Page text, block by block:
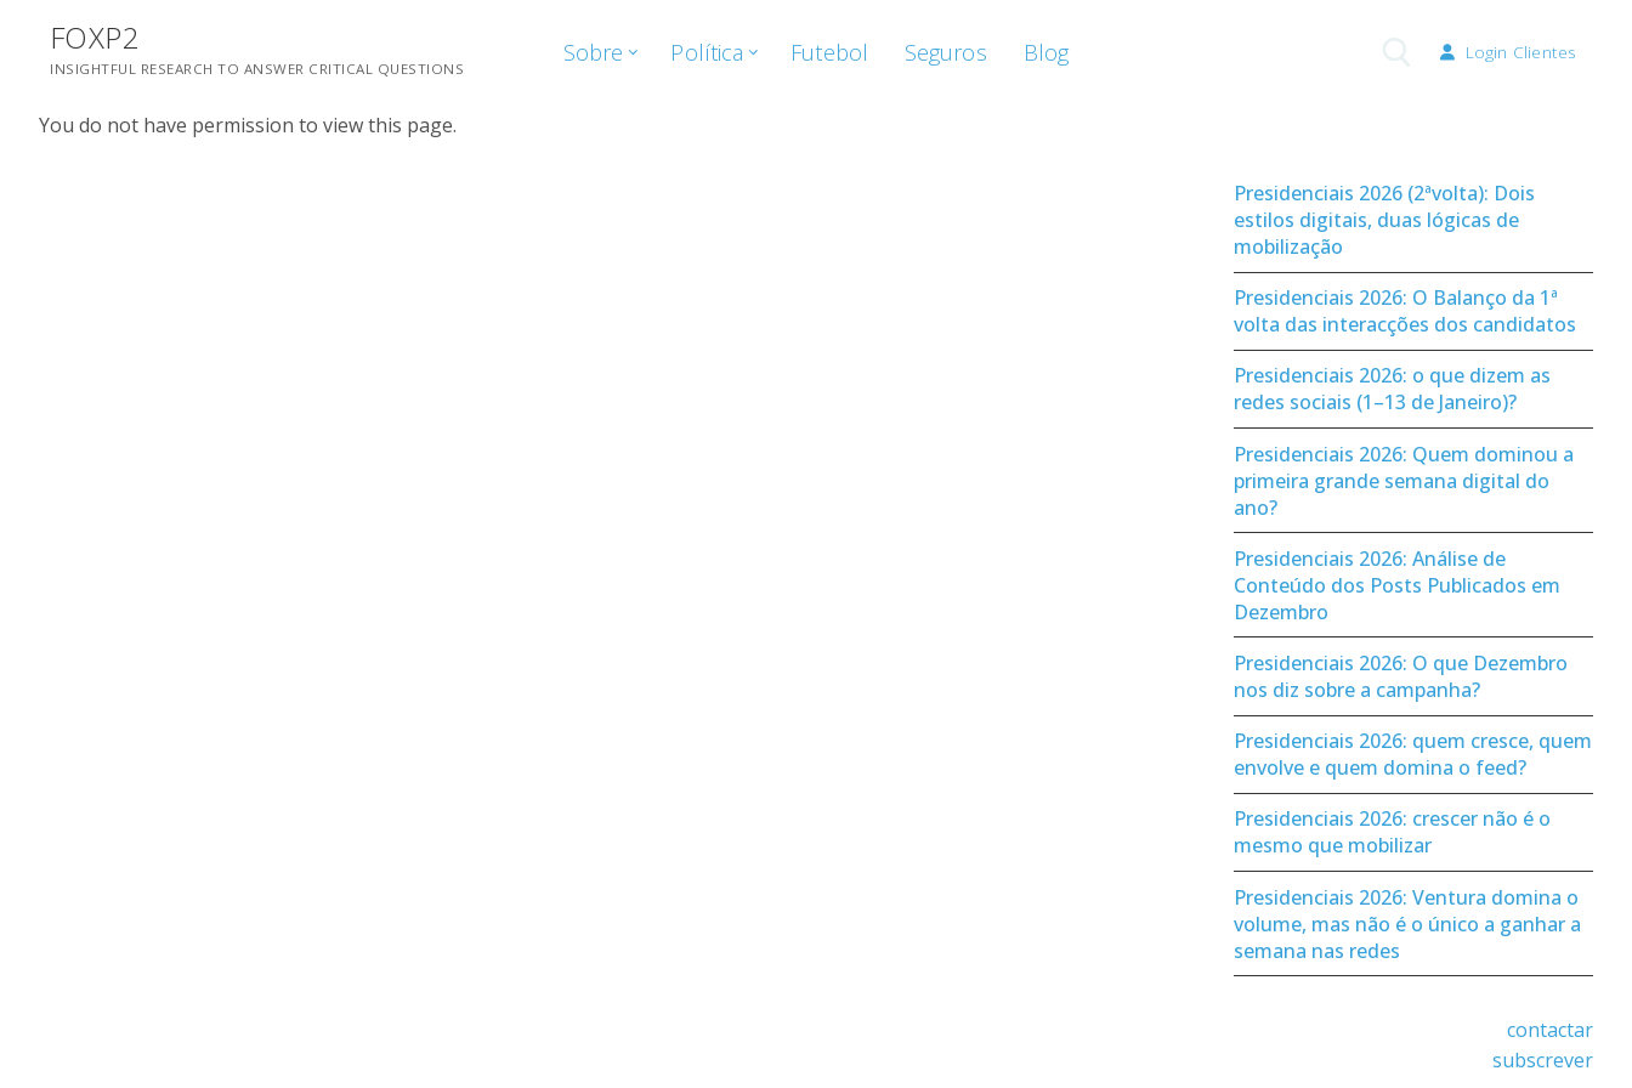
conteúdo
FOXP2
INSIGHTFUL RESEARCH TO ANSWER CRITICAL QUESTIONS
Sobre Política Futebol Seguros Blog Login Clientes
You do not have permission to view this page.
Presidenciais 2026 (2ªvolta): Dois
estilos digitais, duas lógicas de
mobilização
Presidenciais 2026: O Balanço da 1ª
volta das interacções dos candidatos
Presidenciais 2026: o que dizem as
redes sociais (1–13 de Janeiro)?
Presidenciais 2026: Quem dominou a
primeira grande semana digital do
ano?
Presidenciais 2026: Análise de
Conteúdo dos Posts Publicados em
Dezembro
Presidenciais 2026: O que Dezembro
nos diz sobre a campanha?
Presidenciais 2026: quem cresce, quem
envolve e quem domina o feed?
Presidenciais 2026: crescer não é o
mesmo que mobilizar
Presidenciais 2026: Ventura domina o
volume, mas não é o único a ganhar a
semana nas redes
contactar
subscrever